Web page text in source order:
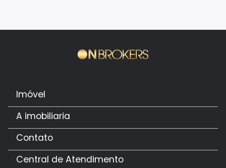
Imóvel
A imobiliaria
Contato
Central de Atendimento